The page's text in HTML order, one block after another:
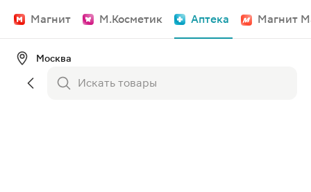
Магнит М.Косметик Аптека Магнит
Москва